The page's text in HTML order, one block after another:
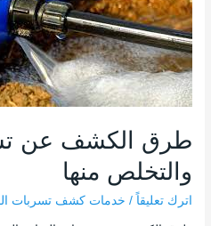
طرق الكشف عن
والتخلص منها
اترك تعليقاً / خدمات كشف تسربات
تسربات
المياه
والتخلص
منها